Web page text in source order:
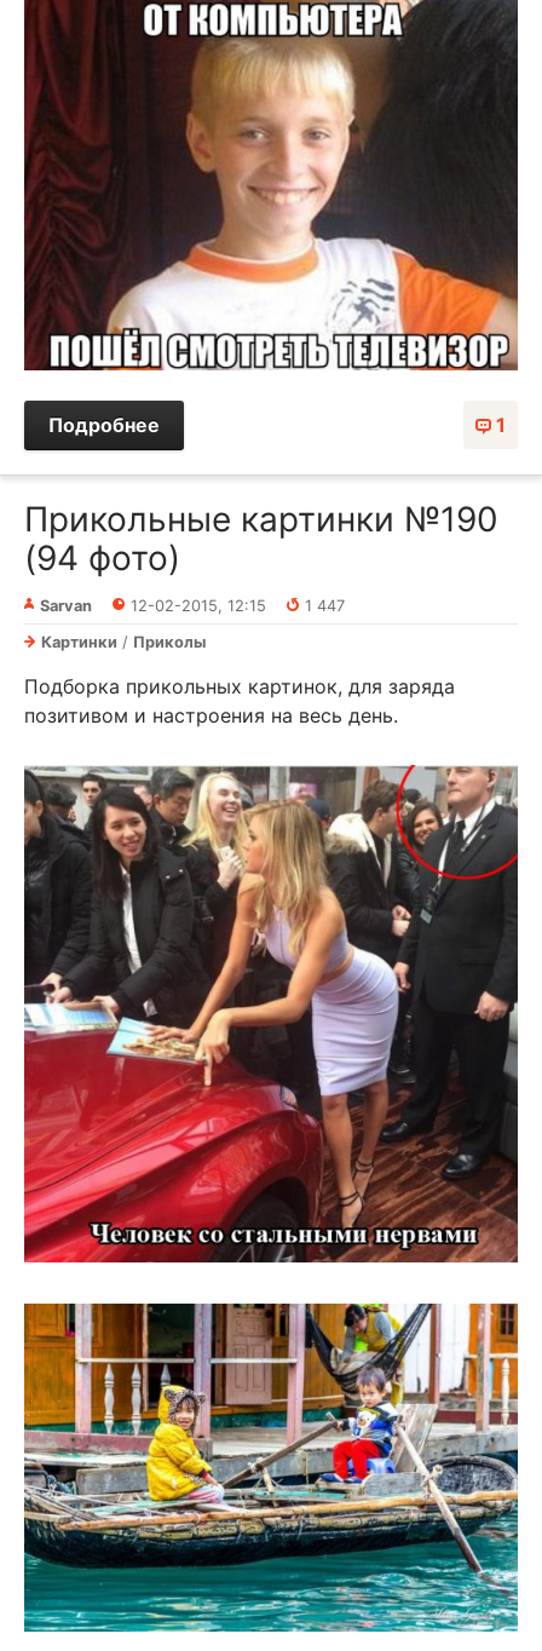
1
Подробнее
Прикольные картинки №190
(94 фото)
Sarvan 12-02-2015, 12:15
1 447
Картинки / Приколы
Подборка прикольных картинок, для заряда
позитивом и настроения на весь день.